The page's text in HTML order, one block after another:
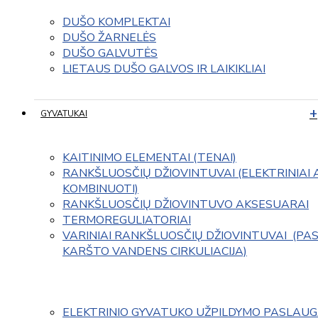
DUŠO KOMPLEKTAI
DUŠO ŽARNELĖS
DUŠO GALVUTĖS
LIETAUS DUŠO GALVOS IR LAIKIKLIAI
GYVATUKAI
KAITINIMO ELEMENTAI (TENAI)
RANKŠLUOSČIŲ DŽIOVINTUVAI (ELEKTRINIAI
KOMBINUOTI)
RANKŠLUOSČIŲ DŽIOVINTUVO AKSESUARAI
TERMOREGULIATORIAI
VARINIAI RANKŠLUOSČIŲ DŽIOVINTUVAI
KARŠTO VANDENS CIRKULIACIJA)
ELEKTRINIO GYVATUKO UŽPILDYMO